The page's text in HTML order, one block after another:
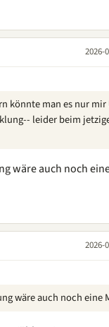
2026-
könnte man es nur
leider beim
wäre auch noch
2026-
wäre auch noch eine